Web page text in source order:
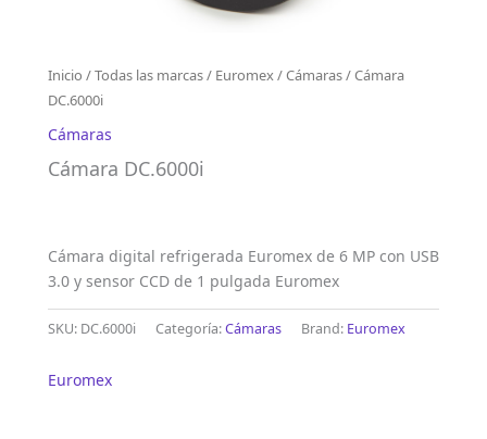
Inicio /Todas las marcas/ Euromex/Cámaras/ Cámara
DC.6000i
Cámaras
Cámara DC.6000i
Cámara digital refrigerada Euromex de 6 MP con USB
3.0 y sensor CCD de 1 pulgada Euromex
SKU: DC.6000i Categoría:Cámaras Brand: Euromex
Euromex